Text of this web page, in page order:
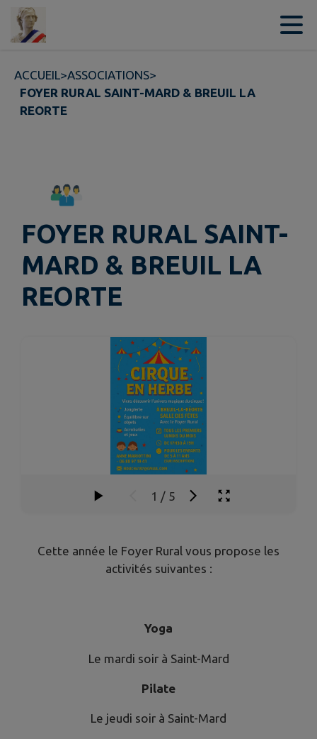
Contenu
ACCUEIL>ASSOCIATIONS>
FOYER RURAL SAINT-MARD & BREUIL LA
REORTE
FOYER RURAL SAINT-
MARD & BREUIL LA
REORTE
1 / 5
Cette année le Foyer Rural vous propose les
activités suivantes :
Yoga
Le mardi soir à Saint-Mard
Pilate
Le jeudi soir à Saint-Mard